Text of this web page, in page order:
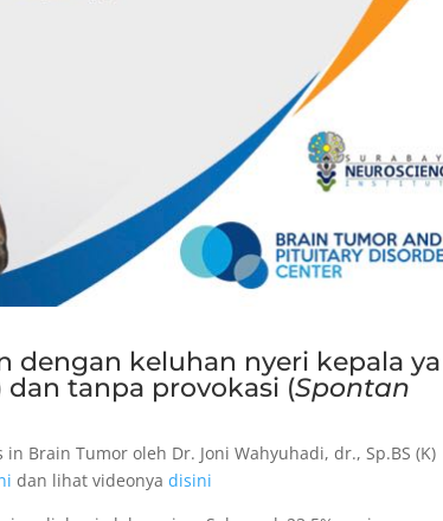
dengan keluhan nyeri kepala
tanpa provokasi (Spontan
Brain Tumor oleh Dr. Joni Wahyuhadi, dr., Sp.BS (K)
dan lihat videonyadisini